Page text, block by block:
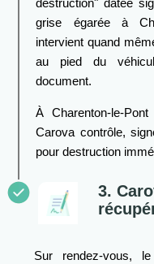
destruction" datée
grise égarée à
intervient quand
au pied du
document.
À Charenton-le-
Carova contrôle,
pour destruction
3.
Sur rendez-vous,